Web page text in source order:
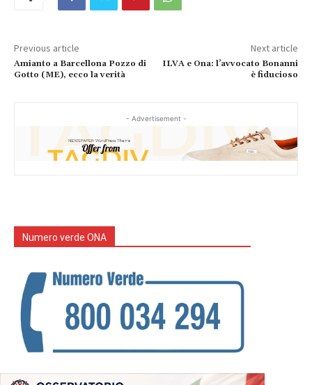
Previous article
Amianto a Barcellona Pozzo di
Gotto (ME), ecco la verità
Next article
ILVA e Ona: l’avvocato Bonanni
è fiducioso
- Advertisement -
Numero verde ONA